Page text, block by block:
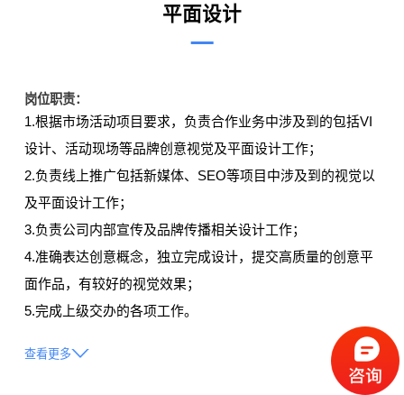
平面设计
岗位职责：
1.根据市场活动项目要求，负责合作业务中涉及到的包括VI
设计、活动现场等品牌创意视觉及平面设计工作；
2.负责线上推广包括新媒体、SEO等项目中涉及到的视觉以
及平面设计工作；
3.负责公司内部宣传及品牌传播相关设计工作；
4.准确表达创意概念，独立完成设计，提交高质量的创意平
面作品，有较好的视觉效果；
5.完成上级交办的各项工作。
查看更多